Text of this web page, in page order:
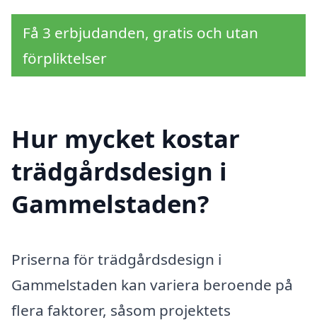
Få 3 erbjudanden, gratis och utan
förpliktelser
Hur mycket kostar
trädgårdsdesign i
Gammelstaden?
Priserna för trädgårdsdesign i
Gammelstaden kan variera beroende på
flera faktorer, såsom projektets